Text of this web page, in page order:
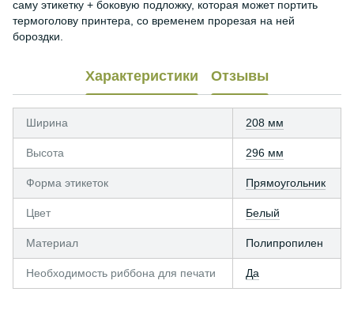
саму этикетку + боковую подложку, которая может портить
термоголову принтера, со временем прорезая на ней
бороздки.
Характеристики Отзывы
Ширина 208 мм
Высота 296 мм
Форма этикеток Прямоугольник
Цвет Белый
Материал Полипропилен
Необходимость риббона для печати Да